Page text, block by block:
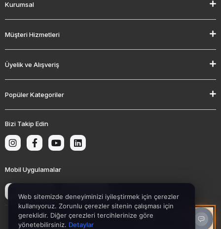
Kurumsal
Müşteri Hizmetleri
Üyelik ve Alışveriş
Popüler Kategoriler
Bizi Takip Edin
Mobil Uygulamalar
© 2022. Telif hakkı Aynet Teknoloji'ye aittir.
Web sitemizde deneyiminizi iyileştirmek için çerezler
kullanıyoruz. Zorunlu çerezler sitenin çalışması için
gereklidir. Diğer çerezleri tercihlerinize göre
yönetebilirsiniz. Detaylar